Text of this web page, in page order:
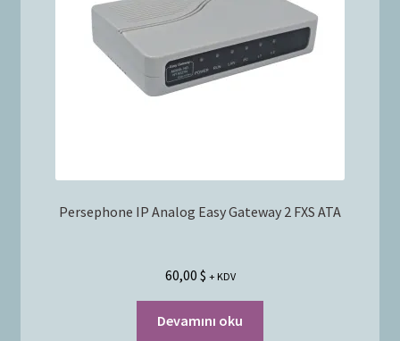
Persephone IP Analog Easy Gateway 2 FXS ATA
60,00 $ + KDV
Devamını oku